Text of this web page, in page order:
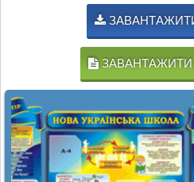
ЗАВАНТАЖИТИ